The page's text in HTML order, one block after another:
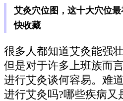
艾灸穴位图，这十大穴位最
快收藏
很多人都知道艾灸能强
但是对于许多上班族而
进行艾灸谈何容易。难
进行艾灸吗?哪些疾病又